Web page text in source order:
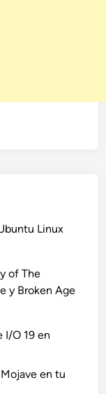
Linux
of The
y Broken Age
I/O 19 en
en tu